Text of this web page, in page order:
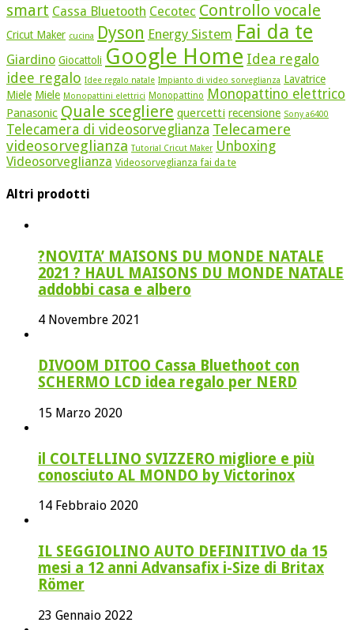
smart Cassa Bluetooth Cecotec Controllo vocale
Cricut Maker cucina Dyson Energy Sistem Fai da te
Giardino Giocattoli Google Home Idea regalo
idee regalo Idee regalo natale Impianto di video sorveglianza Lavatrice
Miele Miele Monopattini elettrici Monopattino Monopattino elettrico
Panasonic Quale scegliere quercetti recensione Sony a6400
Telecamera di videosorveglianza Telecamere
videosorveglianza Tutorial Cricut Maker Unboxing
Videosorveglianza Videosorveglianza fai da te
Altri prodotti
?NOVITA’ MAISONS DU MONDE NATALE
2021 ? HAUL MAISONS DU MONDE NATALE
addobbi casa e albero
4 Novembre 2021
DIVOOM DITOO Cassa Bluethoot con
SCHERMO LCD idea regalo per NERD
15 Marzo 2020
il COLTELLINO SVIZZERO migliore e più
conosciuto AL MONDO by Victorinox
14 Febbraio 2020
IL SEGGIOLINO AUTO DEFINITIVO da 15
mesi a 12 anni Advansafix i-Size di Britax
Römer
23 Gennaio 2022